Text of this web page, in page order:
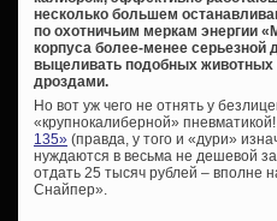
несколько большем
по охотничьим меркам энергии
корпуса более-менее серьезной
выцеливать подобных животных
дроздами.
Но вот уж чего не отнять у
«крупнокалиберной»
135» (правда, у того и «дури»
нуждаются в весьма не дешевой
отдать 25 тысяч рублей – вполне
Снайпер».